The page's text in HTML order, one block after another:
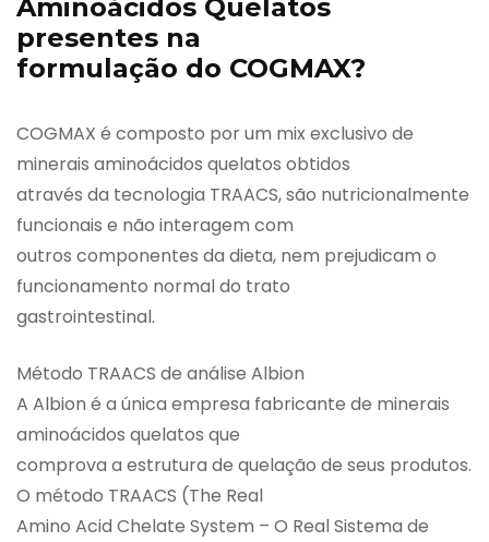
Aminoácidos Quelatos
presentes na
formulação do COGMAX?
COGMAX é composto por um mix exclusivo de
minerais aminoácidos quelatos obtidos
através da tecnologia TRAACS, são nutricionalmente
funcionais e não interagem com
outros componentes da dieta, nem prejudicam o
funcionamento normal do trato
gastrointestinal.
Método TRAACS de análise Albion
A Albion é a única empresa fabricante de minerais
aminoácidos quelatos que
comprova a estrutura de quelação de seus produtos.
O método TRAACS (The Real
Amino Acid Chelate System – O Real Sistema de